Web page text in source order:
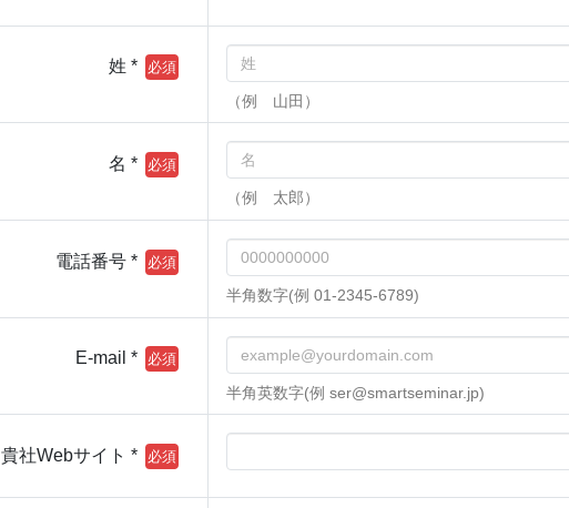
姓 *
（例 山田）
名 *
（例 太郎）
電話番号 *
半角数字(例 01-2345-6789)
E-mail *
半角英数字(例 ser@smartseminar.jp)
貴社Webサイト *